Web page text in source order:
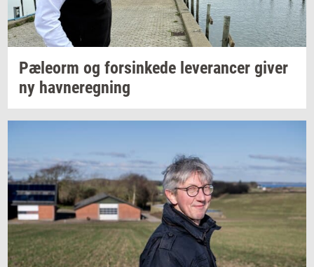
Pæle­orm og for­sin­ke­de le­ve­ran­cer giver
ny hav­ne­reg­ning